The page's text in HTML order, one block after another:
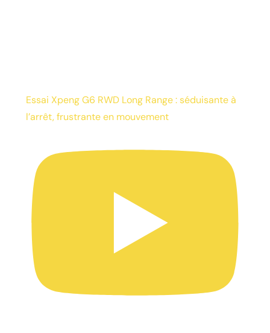
Essai Xpeng G6 RWD Long Range : séduisante à
l’arrêt, frustrante en mouvement